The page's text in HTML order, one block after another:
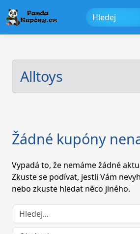
to
content
Alltoys
Žádné kupóny
Vypadá to, že nemáme žádné
Zkuste se podívat, jestli Vám
nebo zkuste hledat něco jiného.